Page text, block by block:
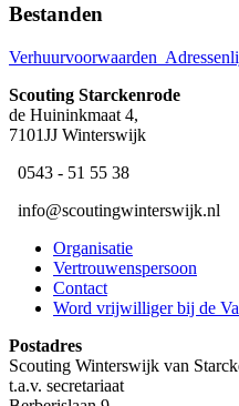
Bestanden
Verhuurvoorwaarden
Scouting ​Starckenrode
de Huininkmaat 4,
7101JJ Winterswijk
​ 0543 - 51 55 38
​ ​info@scoutingwinterswijk.nl
Organisatie
Vertrouwenspersoon
Contact
Word vrijwilliger bij de
Postadres
Scouting Winterswijk van
t.a.v. secretariaat